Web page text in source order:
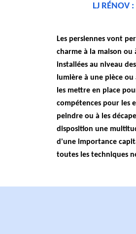
LJ RÉNOV
Les persiennes vont
charme à la maison
installées au niveau
lumière à une pièce
les mettre en place
compétences pour les
peindre ou à les
disposition une
d'une importance
toutes les techniques